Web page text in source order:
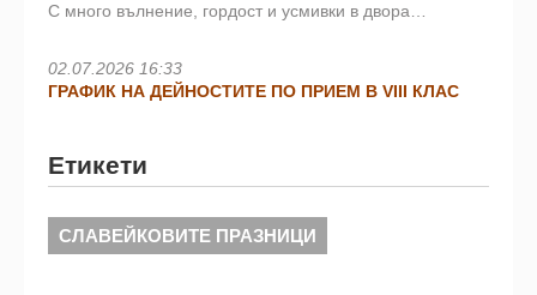
С много вълнение, гордост и усмивки в двора…
02.07.2026 16:33
ГРАФИК НА ДЕЙНОСТИТЕ ПО ПРИЕМ В VIII КЛАС
Етикети
СЛАВЕЙКОВИТЕ ПРАЗНИЦИ